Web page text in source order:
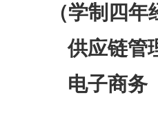
（学制四
供应链管
电子商务